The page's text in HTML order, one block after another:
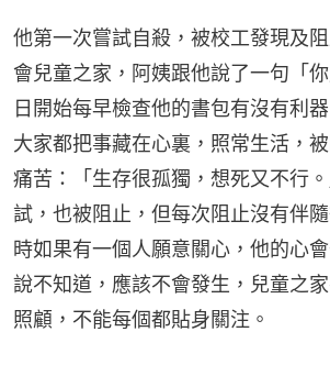
他第一次嘗試自殺，被校工發現及
會兒童之家，阿姨跟他說了一句「
日開始每早檢查他的書包有沒有利
大家都把事藏在心裏，照常生活，
痛苦：「生存很孤獨，想死又不行
試，也被阻止，但每次阻止沒有伴
時如果有一個人願意關心，他的心
說不知道，應該不會發生，兒童之
照顧，不能每個都貼身關注。